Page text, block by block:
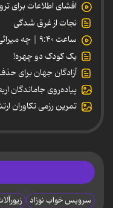
افشای اطلاعات برای
نجات از غرق شدگی
ساعت ۹:۴۰ | چه میراثی از خود به جای گذاشت؟
یک کودک دو چهره!
آزادگان جهان برای
پیاده‌روی جاماندگان
تمرین رزمی تکاوران
سرویس خواب نوزاد